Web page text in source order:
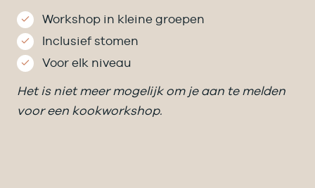
Workshop in kleine groepen
Inclusief stomen
Voor elk niveau
Het is niet meer mogelijk om je aan te melden
voor een kookworkshop.